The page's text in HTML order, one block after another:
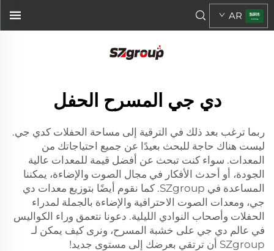
AR
دي جي المسرح الحفل
ربما ترغب بعد ذلك في الترقية إلى مساحة الحفلات كدي جي.
ليست هناك حاجة للبحث بعيدًا عن جميع احتياجاتك من
المعدات. سواء كنت تبحث عن أفضل قيمة للمعدات عالية
الجودة، أو أحدث الأفكار في مجال الصوت والإضاءة، يمكننا
المساعدة في SZgroup. كما نقوم أيضًا بتوزيع معدات دي
جي، ومعدات الصوت الاحترافية والإضاءة بالجملة لمدراء
الحفلات وأصحاب النوادي الليلية. دعونا نتعمق وراء الكواليس
في عالم دي جي على خشبة المسرح، ونرى كيف يمكن لـ
SZgroup أن ترتقي بعرضك إلى مستوى جديد!